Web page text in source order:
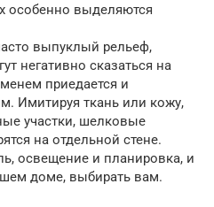
особенно выделяются
выпуклый рельеф,
негативно сказаться на
приедается и
Имитируя ткань или кожу,
участки, шелковые
на отдельной стене.
освещение и планировка, и
доме, выбирать вам.